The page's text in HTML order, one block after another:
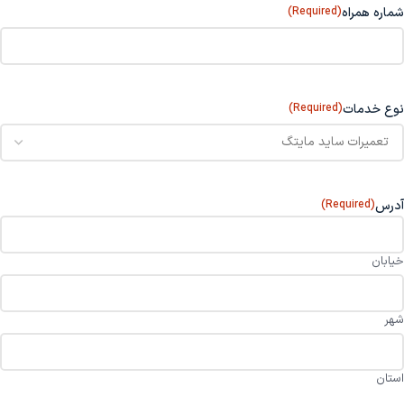
شماره همراه(Required)
نوع خدمات(Required)
آدرس(Required)
خیابان
شهر
استان